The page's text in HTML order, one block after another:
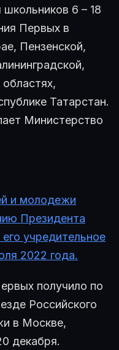
6 – 18
Первых в
Пензенской,
Татарстан.
Министерство
и молодежи
Президента
учредительное
2022 года.
получило по
Российского
в Москве,
декабря.